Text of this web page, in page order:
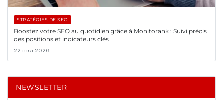
STRATÉGIES DE SEO
Boostez votre SEO au quotidien grâce à Monitorank : Suivi précis
des positions et indicateurs clés
22 mai 2026
NEWSLETTER